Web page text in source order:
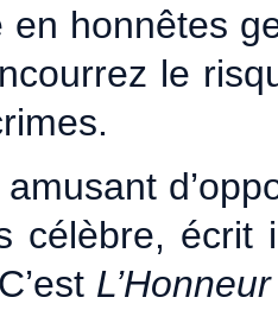
en honnêtes
le
amusant
célèbre,
L’Honneur